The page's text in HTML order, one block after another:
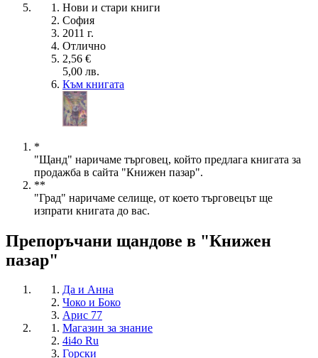
Нови и стари книги
София
2011 г.
Отлично
2,56 €
5,00 лв.
Към книгата
*
"Щанд" наричаме търговец, който предлага книгата за
продажба в сайта "Книжен пазар".
**
"Град" наричаме селище, от което търговецът ще
изпрати книгата до вас.
Препоръчани щандове в "Книжен
пазар"
Да и Анна
Чоко и Боко
Арис 77
Магазин за знание
4i4o Ru
Горски